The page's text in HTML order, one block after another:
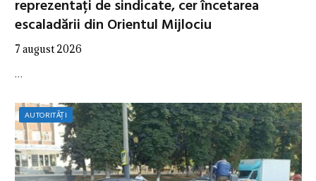
reprezentați de sindicate, cer încetarea
escaladării din Orientul Mijlociu
7 august 2026
…
AUTORITĂȚI